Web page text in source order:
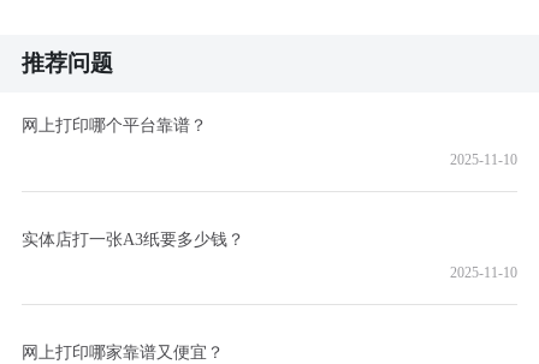
推荐问题
网上打印哪个平台靠谱？
2025-11-10
实体店打一张A3纸要多少钱？
2025-11-10
网上打印哪家靠谱又便宜？